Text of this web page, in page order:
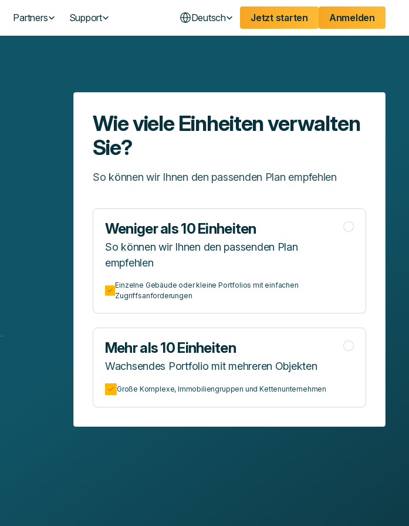
Partners Support Deutsch Jetzt starten Anmelden
Wie viele Einheiten verwalten
Sie?
So können wir Ihnen den passenden Plan empfehlen
Weniger als 10 Einheiten
So können wir Ihnen den passenden Plan
empfehlen
Einzelne Gebäude oder kleine Portfolios mit einfachen
Zugriffsanforderungen
Mehr als 10 Einheiten
Wachsendes Portfolio mit mehreren Objekten
Große Komplexe, Immobiliengruppen und Kettenunternehmen